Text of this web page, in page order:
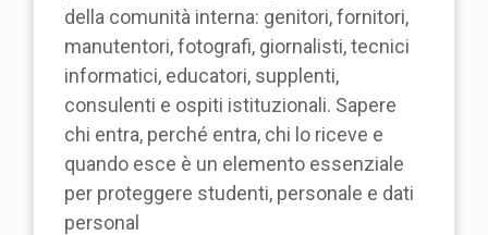
della comunità interna: genitori, fornitori,
manutentori, fotografi, giornalisti, tecnici
informatici, educatori, supplenti,
consulenti e ospiti istituzionali. Sapere
chi entra, perché entra, chi lo riceve e
quando esce è un elemento essenziale
per proteggere studenti, personale e dati
personal